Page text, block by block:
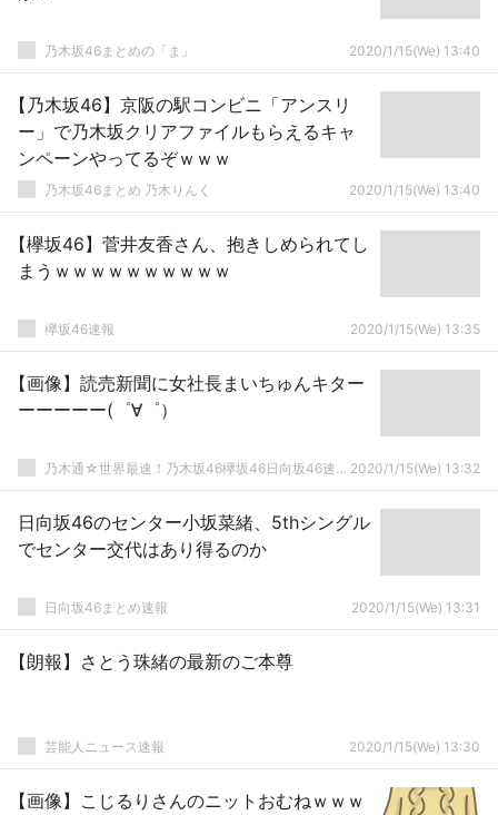
乃木坂46まとめの「ま」 2020/1/15(We) 13:40
【乃木坂46】京阪の駅コンビニ「アンスリ
ー」で乃木坂クリアファイルもらえるキャ
ンペーンやってるぞｗｗｗ
乃木坂46まとめ 乃木りんく 2020/1/15(We) 13:40
【欅坂46】菅井友香さん、抱きしめられてし
まうｗｗｗｗｗｗｗｗｗｗ
欅坂46速報 2020/1/15(We) 13:35
【画像】読売新聞に女社長まいちゅんキター
ーーーーー(゜∀゜）
乃木通☆世界最速！乃木坂46欅坂46日向坂46速報まとめ 2020/1/15(We) 13:32
日向坂46のセンター小坂菜緒、5thシングル
でセンター交代はあり得るのか
日向坂46まとめ速報 2020/1/15(We) 13:31
【朗報】さとう珠緒の最新のご本尊
芸能人ニュース速報 2020/1/15(We) 13:30
【画像】こじるりさんのニットおむねｗｗｗ